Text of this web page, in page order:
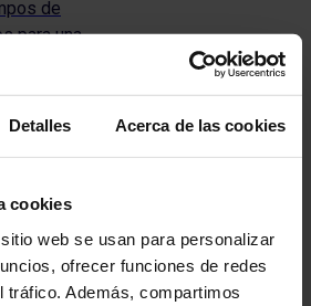
Detalles Acerca de las cookies
cookies
web se usan para personalizar
ofrecer funciones de redes
tráfico. Además, compartimos
de
para una
conocida
es una